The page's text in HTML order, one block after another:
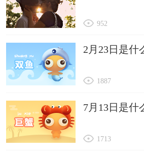
952
2月23日是什
1887
7月13日是什
1713